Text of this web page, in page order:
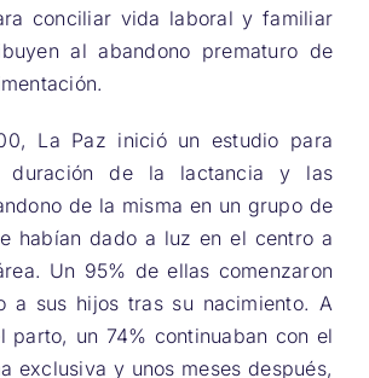
conciliar vida laboral y familiar
al abandono prematuro de
La Paz inició un estudio para
duración de la lactancia y las
de la misma en un grupo de
habían dado a luz en el centro a
Un 95% de ellas comenzaron
a sus hijos tras su nacimiento. A
parto, un 74% continuaban con el
exclusiva y unos meses después,